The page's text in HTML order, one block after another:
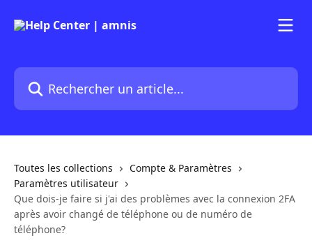
Rechercher un article...
Toutes les collections
Compte & Paramètres
Paramètres utilisateur
Que dois-je faire si j'ai des problèmes avec la connexion 2FA
après avoir changé de téléphone ou de numéro de
téléphone?